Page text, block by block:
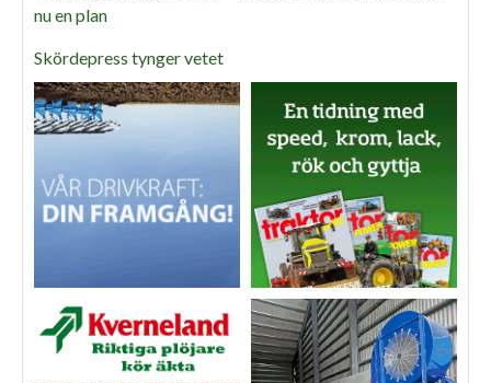
nu en plan
Skördepress tynger vetet